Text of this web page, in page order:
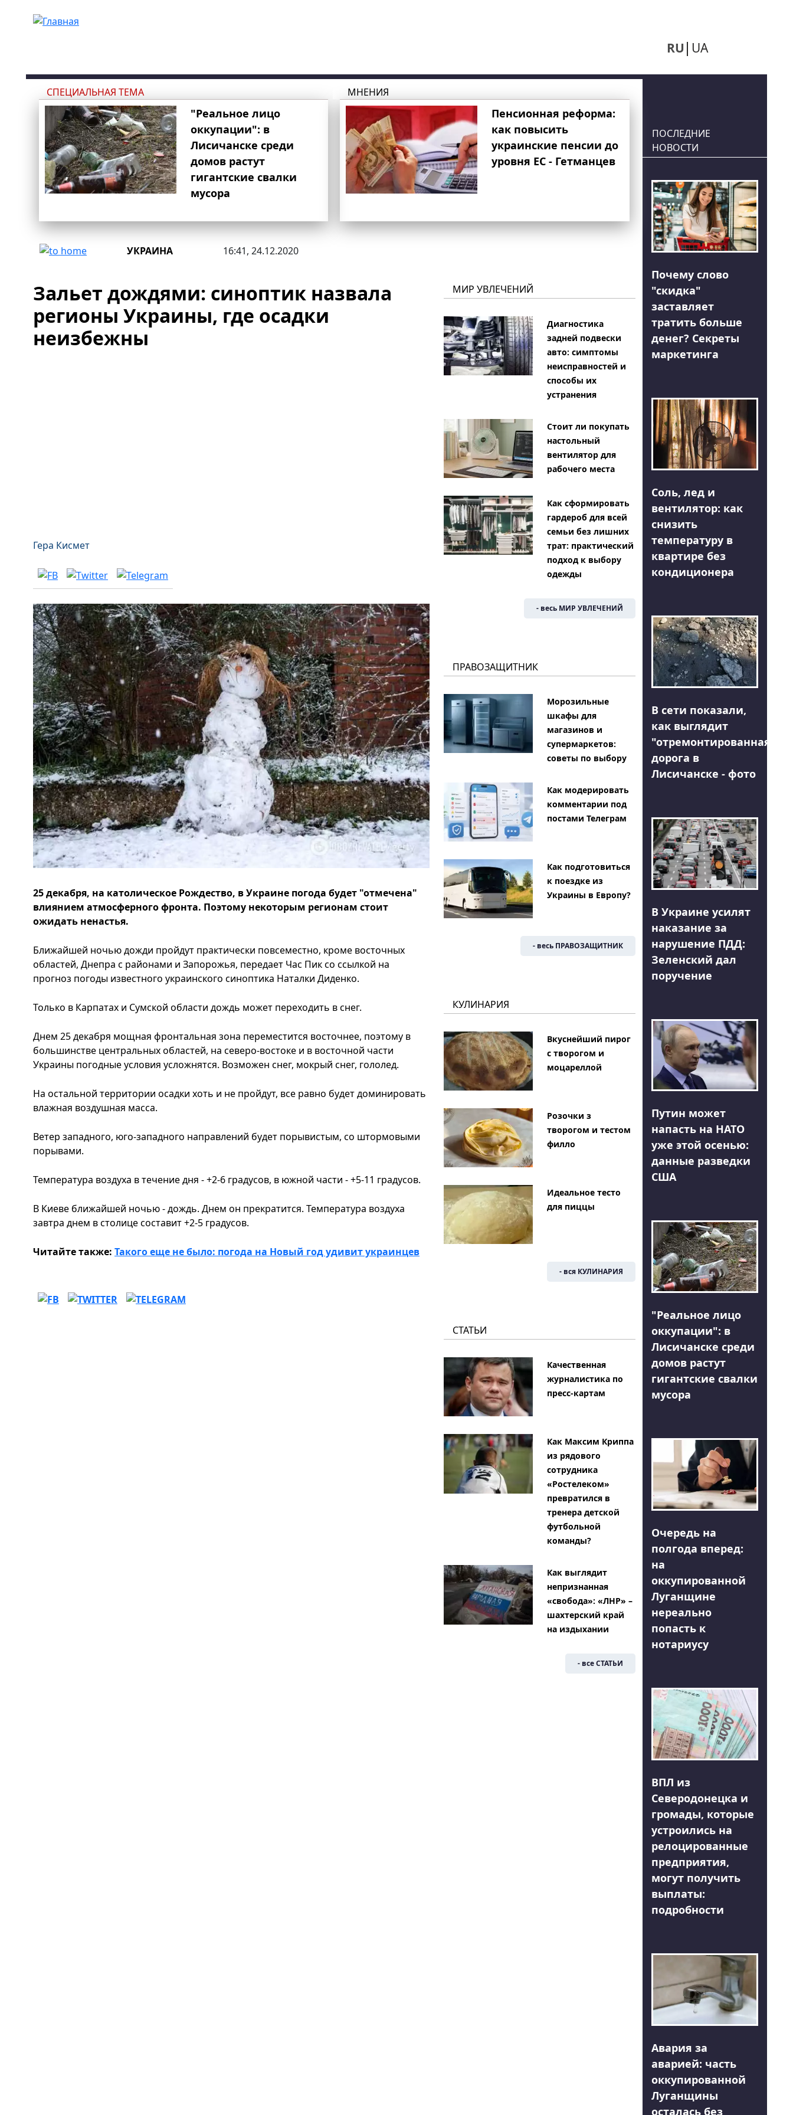
RU UA
СПЕЦИАЛЬНАЯ ТЕМА
"Реальное лицо
оккупации": в
Лисичанске среди
домов растут
гигантские свалки
мусора
МНЕНИЯ
Пенсионная реформа:
как повысить
украинские пенсии до
уровня ЕС - Гетманцев
УКРАИНА 16:41, 24.12.2020
Зальет дождями: синоптик назвала
регионы Украины, где осадки
неизбежны
Гера Кисмет
25 декабря, на католическое Рождество, в Украине погода будет "отмечена"
влиянием атмосферного фронта. Поэтому некоторым регионам стоит
ожидать ненастья.
Ближайшей ночью дожди пройдут практически повсеместно, кроме восточных
областей, Днепра с районами и Запорожья, передает Час Пик со ссылкой на
прогноз погоды известного украинского синоптика Наталки Диденко.
Только в Карпатах и Сумской области дождь может переходить в снег.
Днем 25 декабря мощная фронтальная зона переместится восточнее, поэтому в
большинстве центральных областей, на северо-востоке и в восточной части
Украины погодные условия усложнятся. Возможен снег, мокрый снег, гололед.
На остальной территории осадки хоть и не пройдут, все равно будет доминировать
влажная воздушная масса.
Ветер западного, юго-западного направлений будет порывистым, со штормовыми
порывами.
Температура воздуха в течение дня - +2-6 градусов, в южной части - +5-11 градусов.
В Киеве ближайшей ночью - дождь. Днем он прекратится. Температура воздуха
завтра днем ​​в столице составит +2-5 градусов.
Читайте также: Такого еще не было: погода на Новый год удивит украинцев
МИР УВЛЕЧЕНИЙ
Диагностика
задней подвески
авто: симптомы
неисправностей и
способы их
устранения
Стоит ли покупать
настольный
вентилятор для
рабочего места
Как сформировать
гардероб для всей
семьи без лишних
трат: практический
подход к выбору
одежды
- весь МИР УВЛЕЧЕНИЙ
ПРАВОЗАЩИТНИК
Морозильные
шкафы для
магазинов и
супермаркетов:
советы по выбору
Как модерировать
комментарии под
постами Телеграм
Как подготовиться
к поездке из
Украины в Европу?
- весь ПРАВОЗАЩИТНИК
КУЛИНАРИЯ
Вкуснейший пирог
с творогом и
моцареллой
Розочки з
творогом и тестом
филло
Идеальное тесто
для пиццы
- вся КУЛИНАРИЯ
СТАТЬИ
Качественная
журналистика по
пресс-картам
Как Максим Криппа
из рядового
сотрудника
«Ростелеком»
превратился в
тренера детской
футбольной
команды?
Как выглядит
непризнанная
«свобода»: «ЛНР» –
шахтерский край
на издыхании
- все СТАТЬИ
ПОСЛЕДНИЕ
НОВОСТИ
Почему слово
"скидка"
заставляет
тратить больше
денег? Секреты
маркетинга
Соль, лед и
вентилятор: как
снизить
температуру в
квартире без
кондиционера
В сети показали,
как выглядит
"отремонтированная"
дорога в
Лисичанске - фото
В Украине усилят
наказание за
нарушение ПДД:
Зеленский дал
поручение
Путин может
напасть на НАТО
уже этой осенью:
данные разведки
США
"Реальное лицо
оккупации": в
Лисичанске среди
домов растут
гигантские свалки
мусора
Очередь на
полгода вперед:
на
оккупированной
Луганщине
нереально
попасть к
нотариусу
ВПЛ из
Северодонецка и
громады, которые
устроились на
релоцированные
предприятия,
могут получить
выплаты:
подробности
Авария за
аварией: часть
оккупированной
Луганщины
осталась без